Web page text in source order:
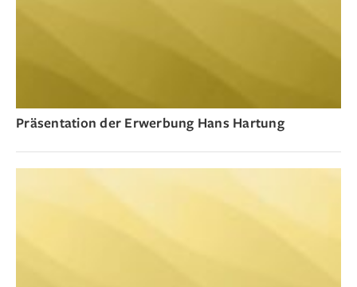
Präsentation der Erwerbung Hans Hartung